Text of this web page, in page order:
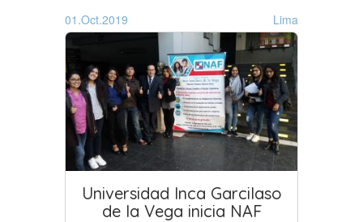
01.Oct.2019 Lima
Universidad Inca Garcilaso
de la Vega inicia NAF